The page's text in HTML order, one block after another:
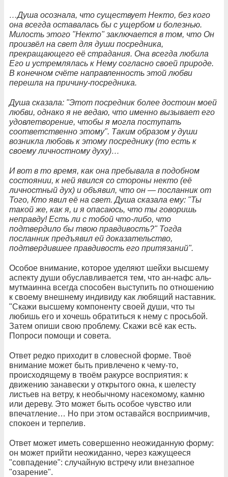
…Душа осознала, что существует Некто, без кого
она всегда оставалась бы с ущербом и болезнью.
Милость этого "Некто" заключается в том, что Он
произвёл на свет для души посредника,
прекращающего её страдания. Она всегда любила
Его и устремлялась к Нему согласно своей природе.
В конечном счёте направленность этой любви
перешла на причину-посредника.
Душа сказала: "Этот посредник более достоин моей
любви, однако я не ведаю, что именно вызывает его
удовлетворение, чтобы я могла поступать
соответственно этому". Таким образом у души
возникла любовь к этому посреднику (то есть к
своему личностному духу)…
И вот в то время, как она пребывала в подобном
состоянии, к ней явился со стороны некто (её
личностный дух) и объявил, что он — посланник от
Того, Кто явил её на свет. Душа сказала ему: "Ты
такой же, как я, и я опасаюсь, что ты говоришь
неправду! Есть ли с тобой что-либо, что
подтвердило бы твою правдивость?" Тогда
посланник предъявил ей доказательство,
подтвердившее правдивость его притязаний".
Особое внимание, которое уделяют шейхи высшему
аспекту души обуславливается тем, что ан-нафс аль-
мутмаинна всегда способен выступить по отношению
к своему внешнему индивиду как любящий наставник.
"Скажи высшему компоненту своей души, что ты
любишь его и хочешь обратиться к нему с просьбой.
Затем опиши свою проблему. Скажи всё как есть.
Попроси помощи и совета.
Ответ редко приходит в словесной форме. Твоё
внимание может быть привлечено к чему-то,
происходящему в твоём ракурсе восприятия: к
движению занавески у открытого окна, к шелесту
листьев на ветру, к необычному насекомому, камню
или дереву. Это может быть особое чувство или
впечатление… Но при этом оставайся восприимчив,
спокоен и терпелив.
Ответ может иметь совершенно неожиданную форму:
он может прийти неожиданно, через кажущееся
"совпадение": случайную встречу или внезапное
"озарение".